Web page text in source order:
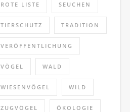
ROTE LISTE SEUCHEN
TIERSCHUTZ TRADITION
VERÖFFENTLICHUNG
VÖGEL WALD
WIESENVÖGEL WILD
ZUGVÖGEL ÖKOLOGIE